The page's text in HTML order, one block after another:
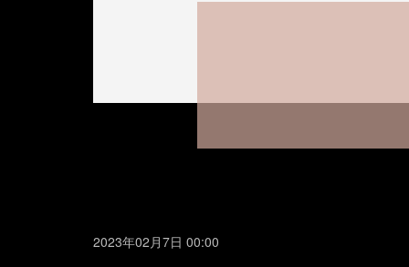
2023年02月7日 00:00